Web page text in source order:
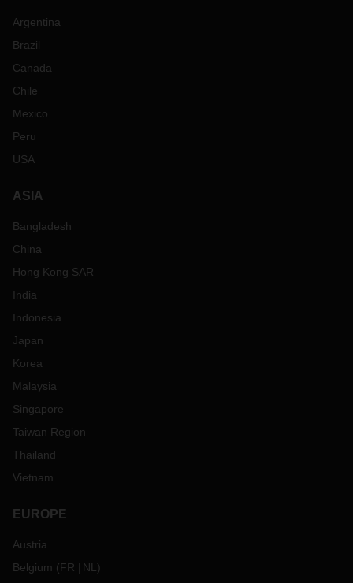
Argentina
Brazil
Canada
Chile
Mexico
Peru
USA
ASIA
Bangladesh
China
Hong Kong SAR
India
Indonesia
Japan
Korea
Malaysia
Singapore
Taiwan Region
Thailand
Vietnam
EUROPE
Austria
Belgium (FR NL )